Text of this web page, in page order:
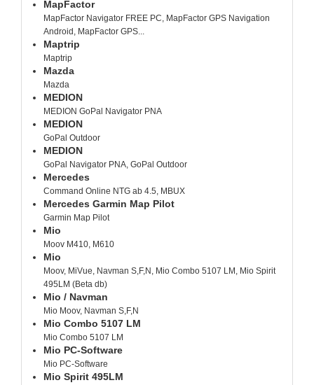
MapFactor
MapFactor Navigator FREE PC, MapFactor GPS Navigation
Android, MapFactor GPS...
Maptrip
Maptrip
Mazda
Mazda
MEDION
MEDION GoPal Navigator PNA
MEDION
GoPal Outdoor
MEDION
GoPal Navigator PNA, GoPal Outdoor
Mercedes
Command Online NTG ab 4.5, MBUX
Mercedes Garmin Map Pilot
Garmin Map Pilot
Mio
Moov M410, M610
Mio
Moov, MiVue, Navman S,F,N, Mio Combo 5107 LM, Mio Spirit
495LM (Beta db)
Mio / Navman
Mio Moov, Navman S,F,N
Mio Combo 5107 LM
Mio Combo 5107 LM
Mio PC-Software
Mio PC-Software
Mio Spirit 495LM